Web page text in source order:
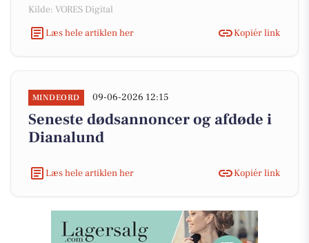
Kilde: VORES Digital
Læs hele artiklen her
Kopiér link
MINDEORD 09-06-2026 12:15
Seneste dødsannoncer og afdøde i
Dianalund
Læs hele artiklen her Kopiér link